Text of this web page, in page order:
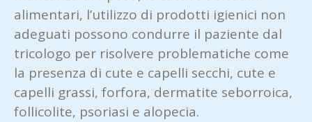
alimentari, l’utilizzo di prodotti igienici non
adeguati possono condurre il paziente dal
tricologo per risolvere problematiche come
la presenza di cute e capelli secchi, cute e
capelli grassi, forfora, dermatite seborroica,
follicolite, psoriasi e alopecia.